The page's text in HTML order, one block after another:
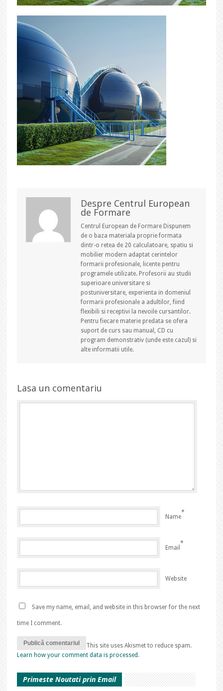
Despre Centrul European
de Formare
Centrul European de Formare Dispunem
de o baza materiala proprie formata
dintr-o retea de 20 calculatoare, spatiu si
mobilier modern adaptat cerintelor
formarii profesionale, licente pentru
programele utilizate. Profesorii au studii
superioare universitare si
postuniversitare, experienta in domeniul
formarii profesionale a adultilor, fiind
flexibili si receptivi la nevoile cursantilor.
Pentru fiecare materie predata se ofera
suport de curs sau manual, CD cu
program demonstrativ (unde este cazul) si
alte informatii utile.
Lasa un comentariu
Name
*
Email
*
Website
Save my name, email, and website in this browser for the next
time I comment.
This site uses Akismet to reduce spam.
Learn how your comment data is processed .
Primeste Noutati prin Email